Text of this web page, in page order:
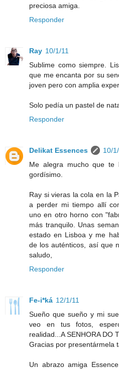
preciosa amiga.
Responder
Ray 10/1/11
Sublime como siempre.
que me encanta por su
joven pero con amplia
Solo pedía un pastel de
Responder
Delikat Essences
10/
Me alegra mucho que te
gordísimo.
Ray si vieras la cola en la
a perder mi tiempo allí
uno en otro horno con
más tranquilo. Unas
estado en Lisboa y me
de los auténticos, así que
saludo,
Responder
Fe-i*ká 12/1/11
Sueño que sueño y mi
veo en tus fotos,
realidad...A SENHORA DO
Gracias por presentármela
Un abrazo amiga